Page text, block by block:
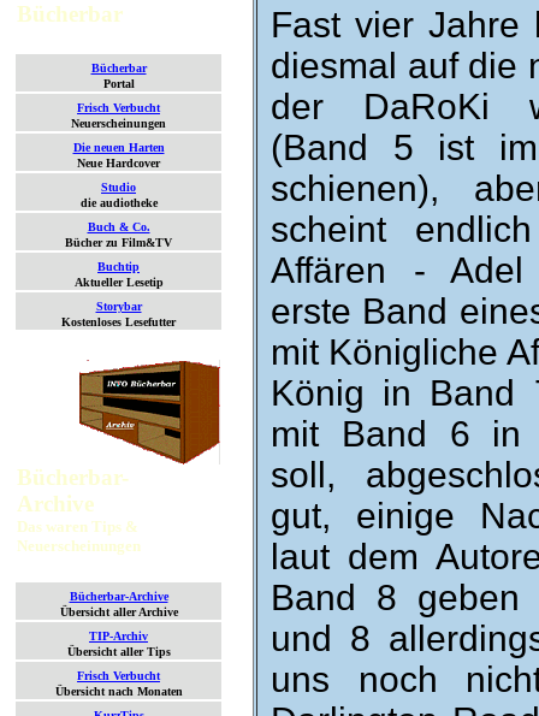
Bücherbar
Bücherbar
Portal
Frisch Verbucht
Neuerscheinungen
Die neuen Harten
Neue Hardcover
Studio
die audiotheke
Buch & Co.
Bücher zu Film&TV
Buchtip
Aktueller Lesetip
Storybar
Kostenloses Lesefutter
Bücherbar-
Archive
Das waren Tips &
Neuerscheinungen
Bücherbar-Archive
Übersicht aller Archive
TIP-Archiv
Übersicht aller Tips
Frisch Verbucht
Übersicht nach Monaten
Fast vier Jahre
dies­mal auf die
der DaRoKi
(Band 5 ist
schienen),
scheint
Affären - Adel
erste Band
mit König­liche
König in Band
mit Band 6 in
soll,
gut, einige
laut dem
Band 8
und 8
uns noch